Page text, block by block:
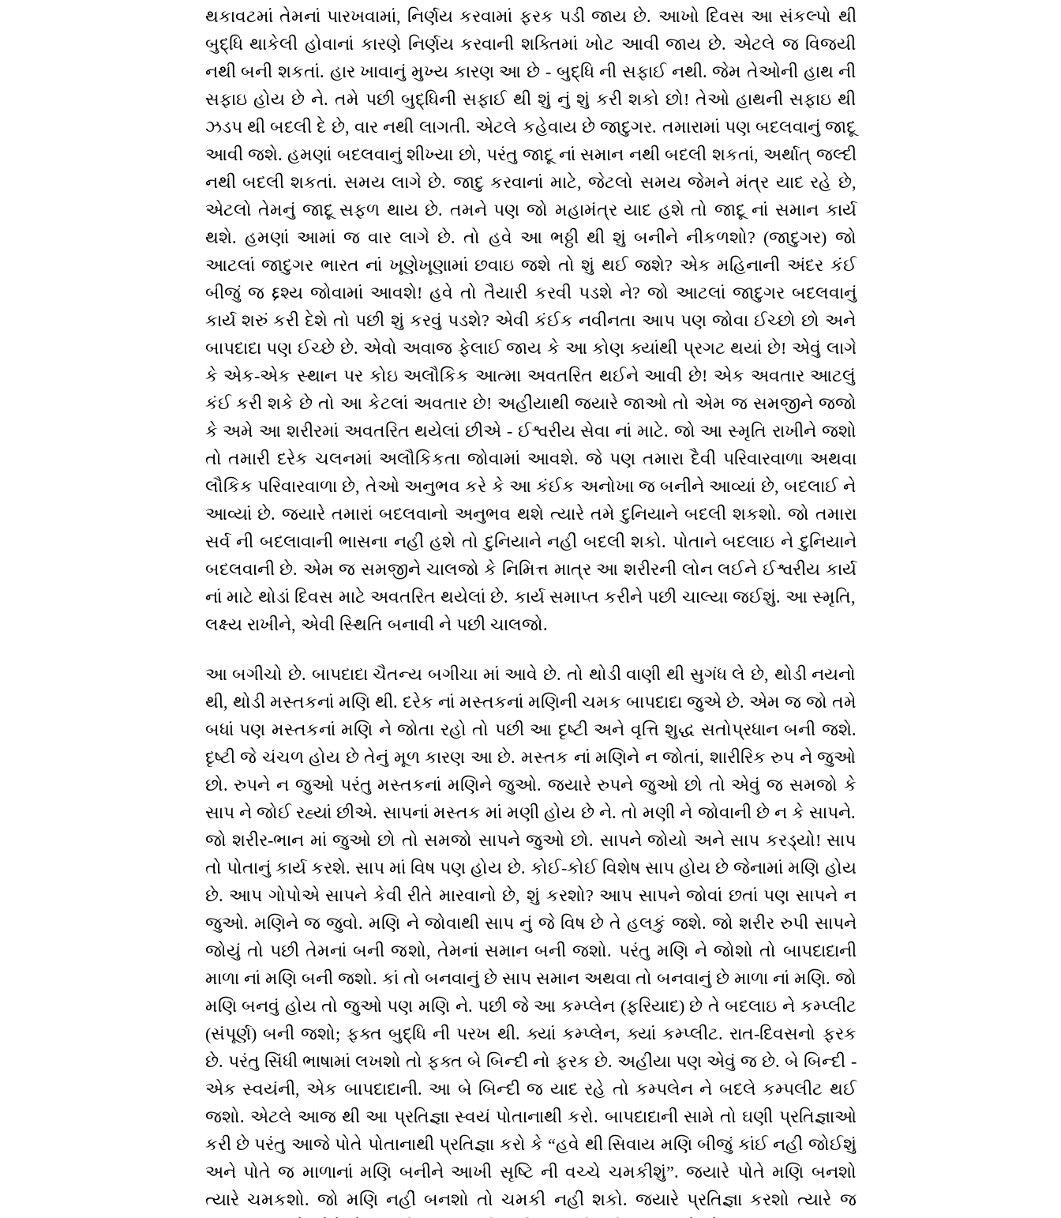
થકાવટમાં તેમનાં પારખવામાં, નિર્ણય કરવામાં ફરક પડી જાય છે. આખો દિવસ આ સંકલ્પો થી
બુદ્ધિ થાકેલી હોવાનાં કારણે નિર્ણય કરવાની શક્તિમાં ખોટ આવી જાય છે. એટલે જ વિજયી
નથી બની શકતાં. હાર ખાવાનું મુખ્ય કારણ આ છે - બુદ્ધિ ની સફાઈ નથી. જેમ તેઓની હાથ ની
સફાઇ હોય છે ને. તમે પછી બુદ્ધિની સફાઈ થી શું નું શું કરી શકો છો! તેઓ હાથની સફાઇ થી
ઝડપ થી બદલી દે છે, વાર નથી લાગતી. એટલે કહેવાય છે જાદુગર. તમારામાં પણ બદલવાનું જાદૂ
આવી જશે. હમણાં બદલવાનું શીખ્યા છો, પરંતુ જાદૂ નાં સમાન નથી બદલી શકતાં, અર્થાત્ જલ્દી
નથી બદલી શકતાં. સમય લાગે છે. જાદુ કરવાનાં માટે, જેટલો સમય જેમને મંત્ર યાદ રહે છે,
એટલો તેમનું જાદૂ સફળ થાય છે. તમને પણ જો મહામંત્ર યાદ હશે તો જાદૂ નાં સમાન કાર્ય
થશે. હમણાં આમાં જ વાર લાગે છે. તો હવે આ ભઠ્ઠી થી શું બનીને નીકળશો? (જાદુગર) જો
આટલાં જાદુગર ભારત નાં ખૂણેખૂણામાં છવાઇ જશે તો શું થઈ જશે? એક મહિનાની અંદર કંઈ
બીજું જ દ્દશ્ય જોવામાં આવશે! હવે તો તૈયારી કરવી પડશે ને? જો આટલાં જાદુગર બદલવાનું
કાર્ય શરું કરી દેશે તો પછી શું કરવું પડશે? એવી કંઈક નવીનતા આપ પણ જોવા ઈચ્છો છો અને
બાપદાદા પણ ઈચ્છે છે. એવો અવાજ ફેલાઈ જાય કે આ કોણ ક્યાંથી પ્રગટ થયાં છે! એવું લાગે
કે એક-એક સ્થાન પર કોઇ અલૌકિક આત્મા અવતરિત થઈને આવી છે! એક અવતાર આટલું
કંઈ કરી શકે છે તો આ કેટલાં અવતાર છે! અહીંયાથી જ્યારે જાઓ તો એમ જ સમજીને જજો
કે અમે આ શરીરમાં અવતરિત થયેલાં છીએ - ઈશ્વરીય સેવા નાં માટે. જો આ સ્મૃતિ રાખીને જશો
તો તમારી દરેક ચલનમાં અલૌકિકતા જોવામાં આવશે. જે પણ તમારા દૈવી પરિવારવાળા અથવા
લૌકિક પરિવારવાળા છે, તેઓ અનુભવ કરે કે આ કંઈક અનોખા જ બનીને આવ્યાં છે, બદલાઈ ને
આવ્યાં છે. જ્યારે તમારાં બદલવાનો અનુભવ થશે ત્યારે તમે દુનિયાને બદલી શકશો. જો તમારા
સર્વ ની બદલાવાની ભાસના નહીં હશે તો દુનિયાને નહીં બદલી શકો. પોતાને બદલાઇ ને દુનિયાને
બદલવાની છે. એમ જ સમજીને ચાલજો કે નિમિત્ત માત્ર આ શરીરની લોન લઈને ઈશ્વરીય કાર્ય
નાં માટે થોડાં દિવસ માટે અવતરિત થયેલાં છે. કાર્ય સમાપ્ત કરીને પછી ચાલ્યા જઈશું. આ સ્મૃતિ,
લક્ષ્ય રાખીને, એવી સ્થિતિ બનાવી ને પછી ચાલજો.
આ બગીચો છે. બાપદાદા ચૈતન્ય બગીચા માં આવે છે. તો થોડી વાણી થી સુગંધ લે છે, થોડી નયનો
થી, થોડી મસ્તકનાં મણિ થી. દરેક નાં મસ્તકનાં મણિની ચમક બાપદાદા જુએ છે. એમ જ જો તમે
બધાં પણ મસ્તકનાં મણિ ને જોતા રહો તો પછી આ દૃષ્ટી અને વૃત્તિ શુદ્ધ સતોપ્રધાન બની જશે.
દૃષ્ટી જે ચંચળ હોય છે તેનું મૂળ કારણ આ છે. મસ્તક નાં મણિને ન જોતાં, શારીરિક રુપ ને જુઓ
છો. રુપને ન જુઓ પરંતુ મસ્તકનાં મણિને જુઓ. જ્યારે રુપને જુઓ છો તો એવું જ સમજો કે
સાપ ને જોઈ રહ્યાં છીએ. સાપનાં મસ્તક માં મણી હોય છે ને. તો મણી ને જોવાની છે ન કે સાપને.
જો શરીર-ભાન માં જુઓ છો તો સમજો સાપને જુઓ છો. સાપને જોયો અને સાપ કરડ્યો! સાપ
તો પોતાનું કાર્ય કરશે. સાપ માં વિષ પણ હોય છે. કોઈ-કોઈ વિશેષ સાપ હોય છે જેનામાં મણિ હોય
છે. આપ ગોપોએ સાપને કેવી રીતે મારવાનો છે, શું કરશો? આપ સાપને જોવાં છતાં પણ સાપને ન
જુઓ. મણિને જ જુવો. મણિ ને જોવાથી સાપ નું જે વિષ છે તે હલકું જશે. જો શરીર રુપી સાપને
જોયું તો પછી તેમનાં બની જશો, તેમનાં સમાન બની જશો. પરંતુ મણિ ને જોશો તો બાપદાદાની
માળા નાં મણિ બની જશો. કાં તો બનવાનું છે સાપ સમાન અથવા તો બનવાનું છે માળા નાં મણિ. જો
મણિ બનવું હોય તો જુઓ પણ મણિ ને. પછી જે આ કમ્પ્લેન (ફરિયાદ) છે તે બદલાઇ ને કમ્પ્લીટ
(સંપૂર્ણ) બની જશો; ફક્ત બુદ્ધિ ની પરખ થી. ક્યાં કમ્પ્લેન, ક્યાં કમ્પ્લીટ. રાત-દિવસનો ફરક
છે. પરંતુ સિંધી ભાષામાં લખશો તો ફક્ત બે બિન્દી નો ફરક છે. અહીંયા પણ એવું જ છે. બે બિન્દી -
એક સ્વયંની, એક બાપદાદાની. આ બે બિન્દી જ યાદ રહે તો કમ્પલેન ને બદલે કમ્પલીટ થઈ
જશો. એટલે આજ થી આ પ્રતિજ્ઞા સ્વયં પોતાનાથી કરો. બાપદાદાની સામે તો ઘણી પ્રતિજ્ઞાઓ
કરી છે પરંતુ આજે પોતે પોતાનાથી પ્રતિજ્ઞા કરો કે “હવે થી સિવાય મણિ બીજું કાંઈ નહીં જોઈશું
અને પોતે જ માળાનાં મણિ બનીને આખી સૃષ્ટિ ની વચ્ચે ચમકીશું”. જ્યારે પોતે મણિ બનશો
ત્યારે ચમકશો. જો મણિ નહીં બનશો તો ચમકી નહીં શકો. જ્યારે પ્રતિજ્ઞા કરશો ત્યારે જ